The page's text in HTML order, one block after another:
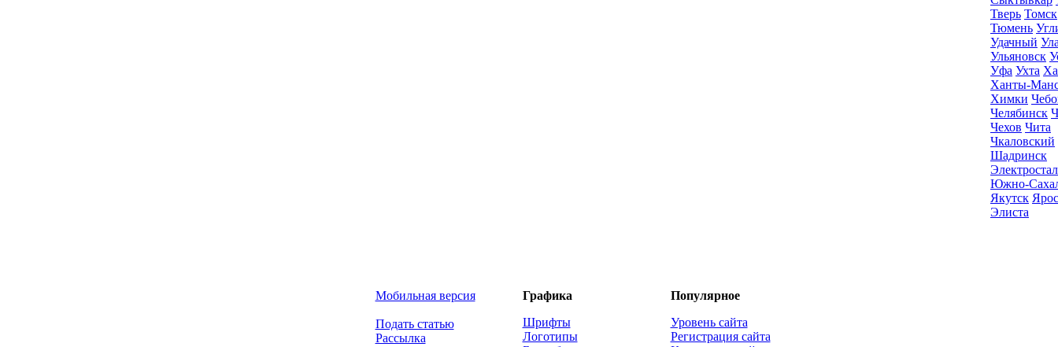
Тверь Томск
Тюмень
Удачный
Ульяновск
Уфа Ухта
Ханты-
Химки
Челябинск
Чехов Чита
Чкаловский
Шадринск
Южно-
Якутск
‎Элиста
Мобильная версия
Подать статью
Рассылка
Графика
Шрифты
Логотипы
Популярное
Уровень сайта
Регистрация сайта